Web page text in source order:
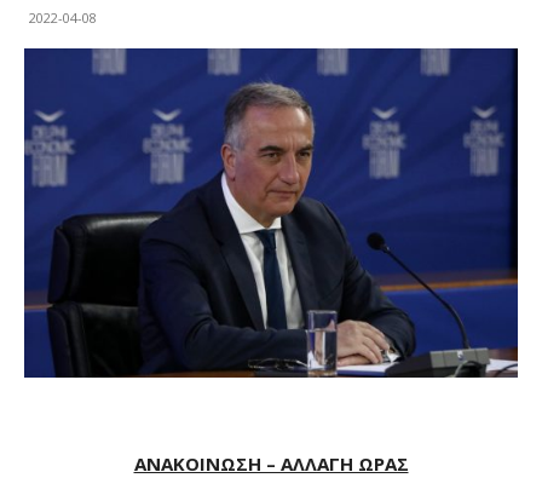
2022-04-08
ΑΝΑΚΟΙΝΩΣΗ – ΑΛΛΑΓΗ ΩΡΑΣ